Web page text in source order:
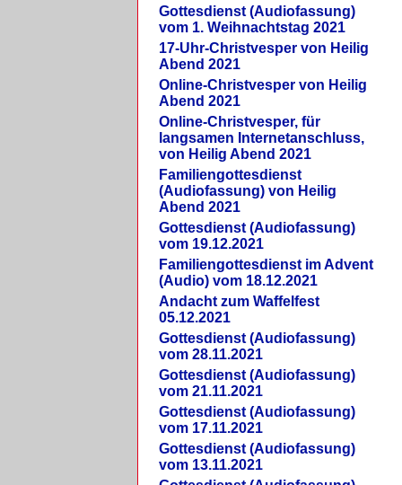
Gottesdienst (Audiofassung)
vom 1. Weihnachtstag 2021
17-Uhr-Christvesper von Heilig
Abend 2021
Online-Christvesper von Heilig
Abend 2021
Online-Christvesper, für
langsamen Internetanschluss,
von Heilig Abend 2021
Familiengottesdienst
(Audiofassung) von Heilig
Abend 2021
Gottesdienst (Audiofassung)
vom 19.12.2021
Familiengottesdienst im Advent
(Audio) vom 18.12.2021
Andacht zum Waffelfest
05.12.2021
Gottesdienst (Audiofassung)
vom 28.11.2021
Gottesdienst (Audiofassung)
vom 21.11.2021
Gottesdienst (Audiofassung)
vom 17.11.2021
Gottesdienst (Audiofassung)
vom 13.11.2021